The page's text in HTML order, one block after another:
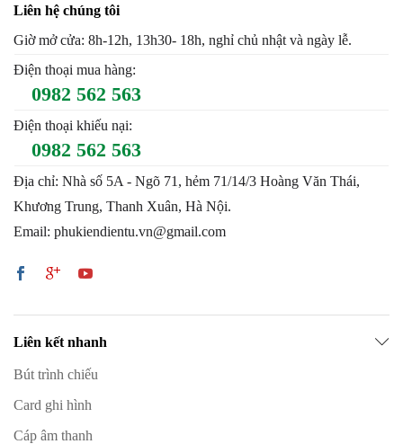
Liên hệ chúng tôi
Giờ mở cửa: 8h-12h, 13h30- 18h, nghỉ chủ nhật và ngày lễ.
Điện thoại mua hàng:
0982 562 563
Điện thoại khiếu nại:
0982 562 563
Địa chỉ: Nhà số 5A - Ngõ 71, hẻm 71/14/3 Hoàng Văn Thái,
Khương Trung, Thanh Xuân, Hà Nội.
Email: phukiendientu.vn@gmail.com
Liên kết nhanh
Bút trình chiếu
Card ghi hình
Cáp âm thanh